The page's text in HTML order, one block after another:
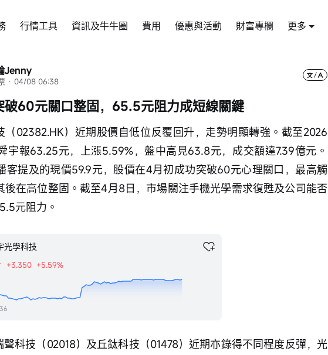
行情工具 資訊及牛牛圈 費用 優惠與活動 財富專欄 更多
Jenny
· 04/08 06:38
破60元關口整固，65.5元阻力成短線關鍵
（02382.HK）近期股價自低位反覆回升，走勢明顯轉強。截至2026
宇報63.25元，上漲5.59%，盤中高見63.8元，成交額達7.39億元。
客提及的現價59.9元，股價在4月初成功突破60元心理關口，最高觸
後在高位整固。截至4月8日，市場關注手機光學需求復甦及公司能否
元阻力。
光學科技
+3.350 +5.59%
聲科技（02018）及丘鈦科技（01478）近期亦錄得不同程度反彈，光